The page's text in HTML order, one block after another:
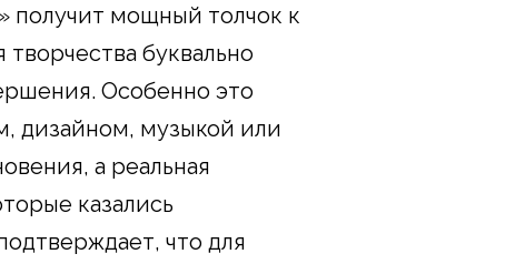
получит мощный толчок к
буквально
Особенно это
дизайном, музыкой или
а реальная
казались
что для